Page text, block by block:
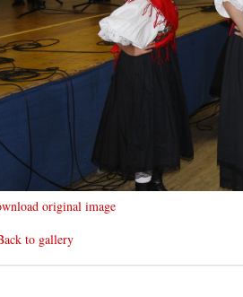
original image
to gallery